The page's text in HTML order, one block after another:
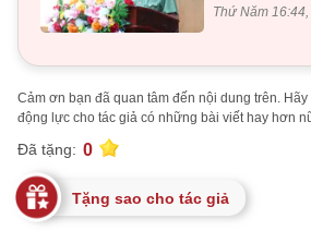
Thứ Năm
Cảm ơn bạn đã quan tâm đến nội dung trên.
động lực cho tác giả có những bài viết hay hơn
Đã tặng: 0
Tặng sao cho tác giả